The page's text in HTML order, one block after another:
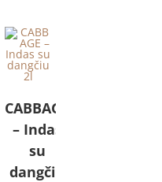
CABBAGE
– Indas
su
dangčiu